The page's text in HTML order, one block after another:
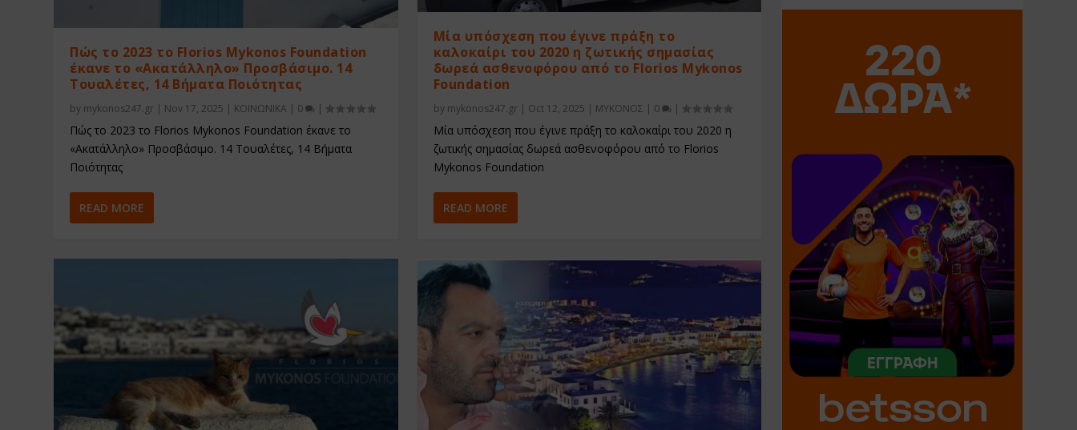
Πώς το 2023 το Florios Mykonos Foundation
έκανε το «Ακατάλληλο» Προσβάσιμο. 14
Τουαλέτες, 14 Βήματα Ποιότητας
by mykonos247.gr | Nov 17, 2025 | ΚΟΙΝΩΝΙΚΑ | 0 |
Πώς το 2023 το Florios Mykonos Foundation έκανε το
«Ακατάλληλο» Προσβάσιμο. 14 Τουαλέτες, 14 Βήματα
Ποιότητας
READ MORE
Μία υπόσχεση που έγινε πράξη το
καλοκαίρι του 2020 η ζωτικής σημασίας
δωρεά ασθενοφόρου από το Florios Mykonos
Foundation
by mykonos247.gr | Oct 12, 2025 | ΜΥΚΟΝΟΣ | 0 |
Μία υπόσχεση που έγινε πράξη το καλοκαίρι του 2020 η
ζωτικής σημασίας δωρεά ασθενοφόρου από το Florios
Mykonos Foundation
READ MORE